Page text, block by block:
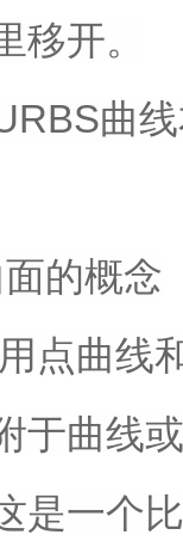
移开。
曲
的概念
点曲线
于曲线
是一个